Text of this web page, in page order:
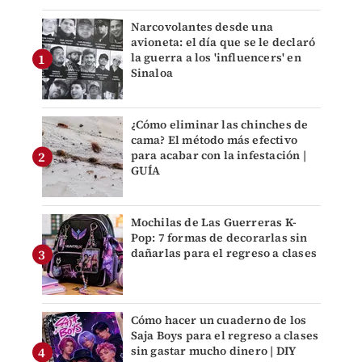
Narcovolantes desde una
avioneta: el día que se le declaró
la guerra a los 'influencers' en
Sinaloa
¿Cómo eliminar las chinches de
cama? El método más efectivo
para acabar con la infestación |
GUÍA
Mochilas de Las Guerreras K-
Pop: 7 formas de decorarlas sin
dañarlas para el regreso a clases
Cómo hacer un cuaderno de los
Saja Boys para el regreso a clases
sin gastar mucho dinero | DIY